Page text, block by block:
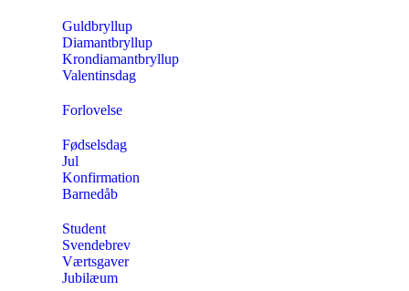
Guldbryllup
Diamantbryllup
Krondiamantbryllup
Valentinsdag
Forlovelse
Fødselsdag
Jul
Konfirmation
Barnedåb
Student
Svendebrev
Værtsgaver
Jubilæum